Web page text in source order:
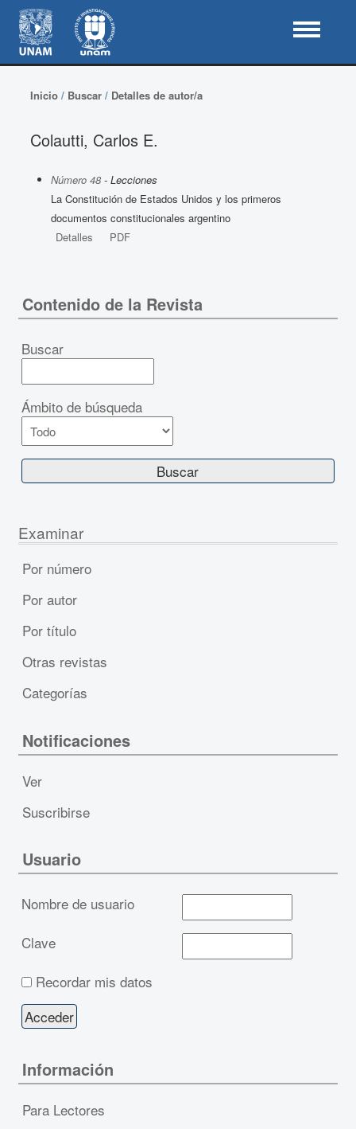
Inicio/ Buscar/ Detalles de autor/a
Colautti, Carlos E.
Número 48- Lecciones
La Constitución de Estados Unidos y los primeros
documentos constitucionales argentino
Detalles
PDF
Contenido de la Revista
Buscar
Ámbito de búsqueda
Examinar
Por número
Por autor
Por título
Otras revistas
Categorías
Notificaciones
Ver
Suscribirse
Usuario
Nombre de usuario
Clave
Recordar mis datos
Información
Para Lectores